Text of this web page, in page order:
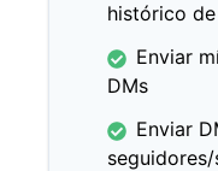
histórico
Enviar
DMs
Enviar